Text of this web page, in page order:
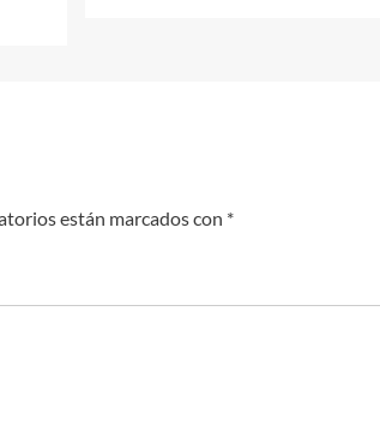
están marcados con *